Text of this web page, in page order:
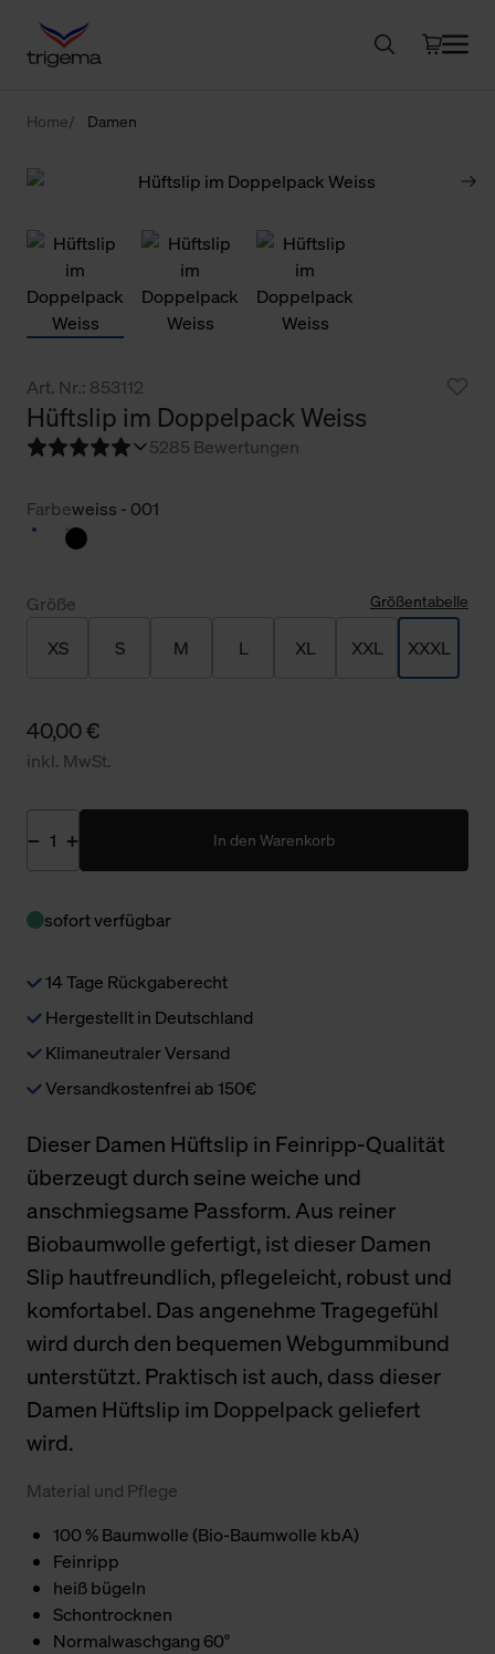
Home Damen
Art. Nr.: 853112
Hüftslip im Doppelpack Weiss
5285 Bewertungen
Farbeweiss - 001
Größe Größentabelle
XS S M L XL XXL XXXL
40,00 €
inkl. MwSt.
In den Warenkorb
sofort verfügbar
14 Tage Rückgaberecht
Hergestellt in Deutschland
Klimaneutraler Versand
Versandkostenfrei ab 150€
Dieser Damen Hüftslip in Feinripp-Qualität
überzeugt durch seine weiche und
anschmiegsame Passform. Aus reiner
Biobaumwolle gefertigt, ist dieser Damen
Slip hautfreundlich, pflegeleicht, robust und
komfortabel. Das angenehme Tragegefühl
wird durch den bequemen Webgummibund
unterstützt. Praktisch ist auch, dass dieser
Damen Hüftslip im Doppelpack geliefert
wird.
Material und Pflege
100 % Baumwolle (Bio-Baumwolle kbA)
Feinripp
heiß bügeln
Schontrocknen
Normalwaschgang 60°